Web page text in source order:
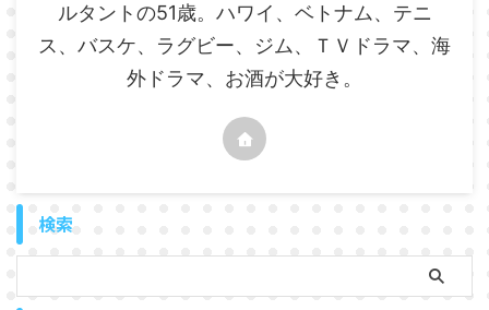
ルタントの51歳。ハワイ、ベトナム、テニ
ス、バスケ、ラグビー、ジム、ＴＶドラマ、海
外ドラマ、お酒が大好き。
検索